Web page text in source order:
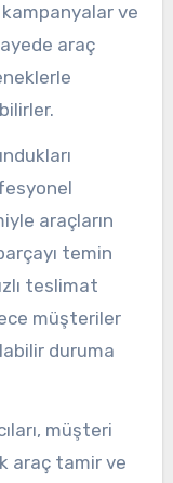
kampanyalar ve
araç
araçların
temin
teslimat
müşteriler
duruma
müşteri
araç tamir ve